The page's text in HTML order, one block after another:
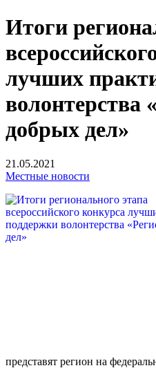
Итоги
лучших
волонтерства
добрых дел»
21.05.2021
Местные новости
представят регион на